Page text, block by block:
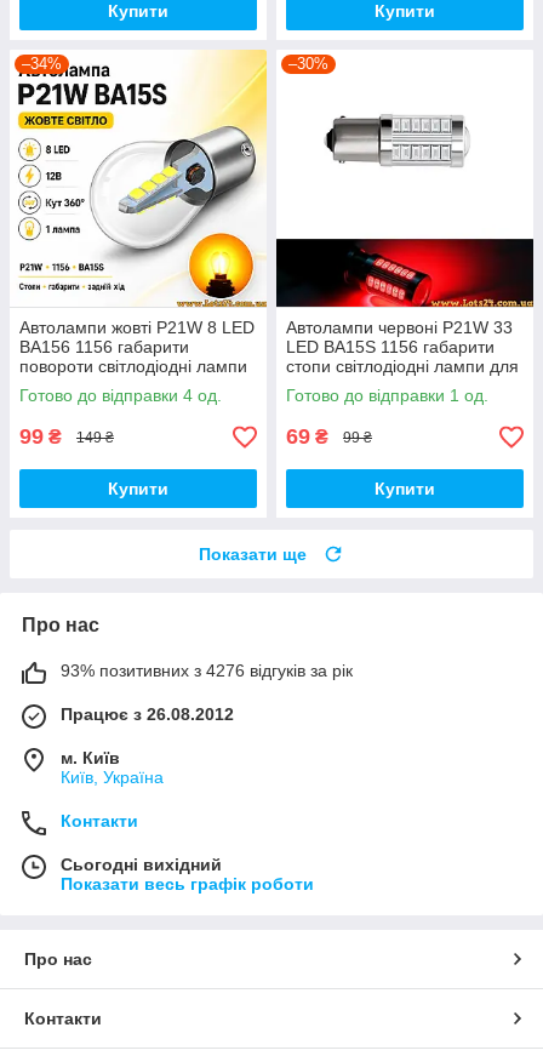
Купити Купити
–34%
Автолампи жовті P21W 8 LED
BA156 1156 габарити
повороти світлодіодні лампи
поворотники для авто лампа
поворотів лед світлодіодна
Готово до відправки 4 од.
99 ₴ 149 ₴
Купити
–30%
Автолампи червоні P21W 33
LED BA15S 1156 габарити
стопи світлодіодні лампи для
авто лед лампочки для стопів
стоп сигнал led
Готово до відправки 1 од.
69 ₴ 99 ₴
Купити
Показати ще
Про нас
93% позитивних з 4276 відгуків за рік
Працює з 26.08.2012
м. Київ
Київ, Україна
Контакти
Сьогодні вихідний
Показати весь графік роботи
Про нас
Контакти